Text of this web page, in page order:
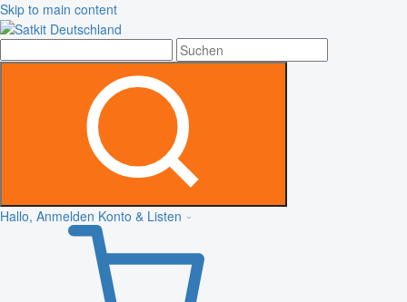
Skip to main content
Hallo, Anmelden Konto & Listen